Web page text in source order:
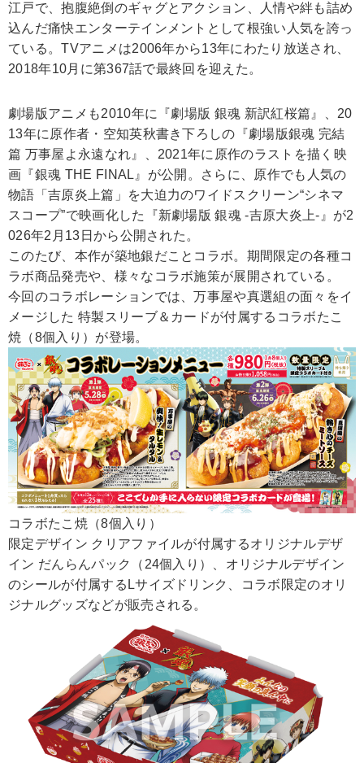
江戸で、抱腹絶倒のギャグとアクション、人情や絆も詰め
込んだ痛快エンターテインメントとして根強い人気を誇っ
ている。TVアニメは2006年から13年にわたり放送され、
2018年10月に第367話で最終回を迎えた。
劇場版アニメも2010年に『劇場版 銀魂 新訳紅桜篇』、20
13年に原作者・空知英秋書き下ろしの『劇場版銀魂 完結
篇 万事屋よ永遠なれ』、2021年に原作のラストを描く映
画『銀魂 THE FINAL』が公開。さらに、原作でも人気の
物語「吉原炎上篇」を大迫力のワイドスクリーン“シネマ
スコープ”で映画化した『新劇場版 銀魂 -吉原大炎上-』が2
026年2月13日から公開された。
このたび、本作が築地銀だことコラボ。期間限定の各種コ
ラボ商品発売や、様々なコラボ施策が展開されている。
今回のコラボレーションでは、万事屋や真選組の面々をイ
メージした 特製スリーブ＆カードが付属するコラボたこ
焼（8個入り）が登場。
コラボたこ焼（8個入り）
限定デザイン クリアファイルが付属するオリジナルデザ
イン だんらんパック（24個入り）、オリジナルデザイン
のシールが付属するLサイズドリンク、コラボ限定のオリ
ジナルグッズなどが販売される。